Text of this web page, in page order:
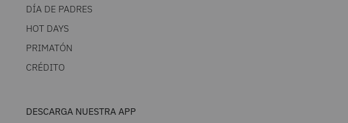
DÍA DE PADRES
HOT DAYS
PRIMATÓN
CRÉDITO
DESCARGA NUESTRA APP